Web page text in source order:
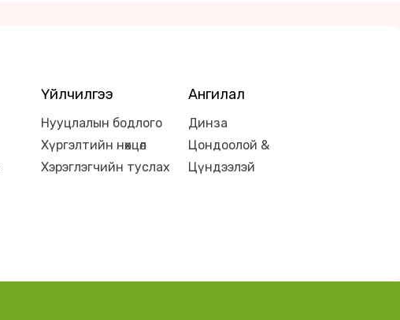
Үйлчилгээ
Нууцлалын бодлого
Хүргэлтийн нөхцөл
Хэрэглэгчийн туслах
Ангилал
Динза
Цондоолой &
Цүндээлэй